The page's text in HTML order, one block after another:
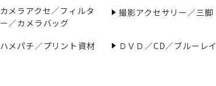
カメラアクセ／フィルタ
ー／カメラバッグ
撮影アクセサリー／三脚
ハメパチ／プリント資材 ＤＶＤ／CD／ブルーレイ